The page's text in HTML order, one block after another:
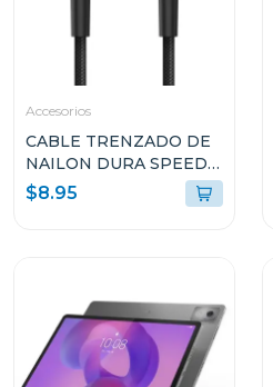
Accesorios
CABLE TRENZADO DE
NAILON DURA SPEED
DE 100W TIPO C EN
AMBOS LADOS DE 3M
$8.95